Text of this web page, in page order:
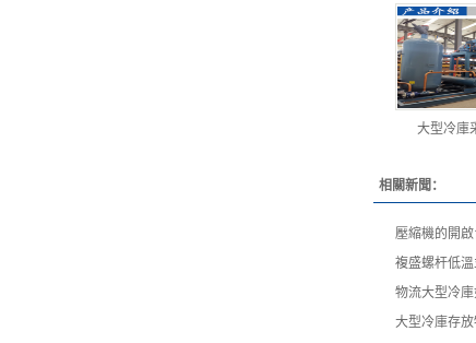
大型冷庫
相關新聞：
壓縮機的開
複盛螺杆低溫
物流大型冷
大型冷庫存